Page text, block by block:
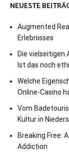
NEUESTE
Augmented
Erlebnisses
Die vielseitigen
Ist das noch
Welche
Online-Casino
Vom
Kultur in
Breaking Free:
Addiction